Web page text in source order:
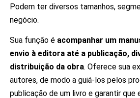
Podem ter diversos tamanhos,
negócio.
Sua função é acompanhar um
envio à editora até a publicação,
distribuição da obra. Oferece sua
autores, de modo a guiá-los pelos
publicação de um livro e garantir que